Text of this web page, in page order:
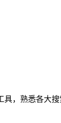
，熟悉各大